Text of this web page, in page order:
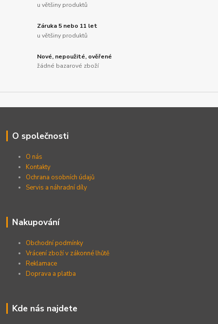
u většiny produktů
Záruka 5 nebo 11 let
u většiny produktů
Nové, nepoužité, ověřené
žádné bazarové zboží
O společnosti
O nás
Kontakty
Ochrana osobních údajů
Servis a náhradní díly
Nakupování
Obchodní podmínky
Vrácení zboží v zákonné lhůtě
Reklamace
Doprava a platba
Kde nás najdete